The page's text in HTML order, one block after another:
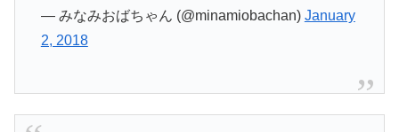
— みなみおばちゃん (@minamiobachan) January
2, 2018